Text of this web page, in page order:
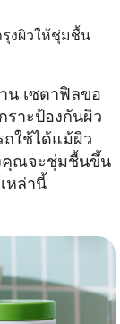
รุงผิวให้ชุ่มชื้น
น เซตาฟิลขอ
ราะป้องกันผิว
ถใช้ได้แม้ผิว
คุณจะชุ่มชื้นขึ้น
หล่านี้